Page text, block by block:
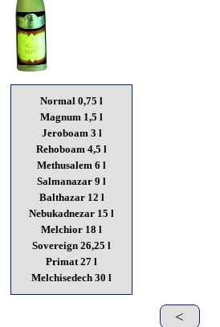
Normal 0,75 l
Magnum 1,5 l
Jeroboam 3 l
Rehoboam 4,5 l
Methusalem 6 l
Salmanazar 9 l
Balthazar 12 l
Nebukadnezar 15 l
Melchior 18 l
Sovereign 26,25 l
Primat 27 l
Melchisedech 30 l
<